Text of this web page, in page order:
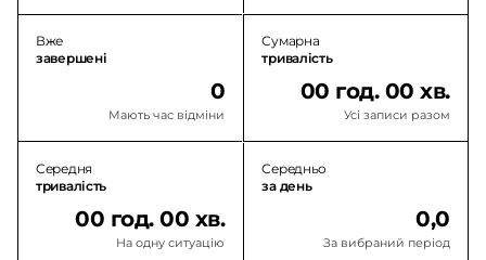
Вже
завершені
0
Мають час відміни
Сумарна
тривалість
00 год. 00 хв.
Усі записи разом
Середня
тривалість
00 год. 00 хв.
На одну ситуацію
Середньо
за день
0,0
За вибраний період